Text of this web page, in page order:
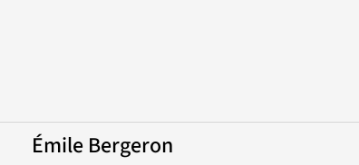
Émile Bergeron